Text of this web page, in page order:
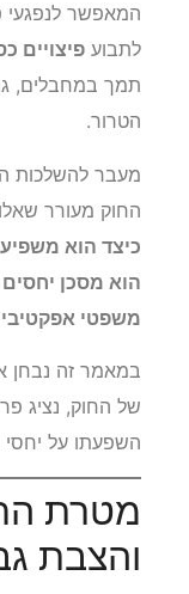
המאפשר לנפגעי
לתבוע פיצויים
תמך במחבלים,
הטרור.
מעבר להשלכות
החוק מעורר
כיצד הוא
הוא מסכן
משפטי אפקטיבי
במאמר זה נבחן
של החוק, נציג
השפעתו על
מטרת
והצבת